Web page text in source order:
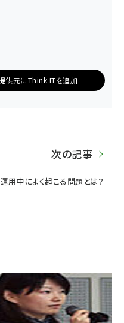
供元にThink ITを追加
次の記事
運用中によく起こる問題とは？